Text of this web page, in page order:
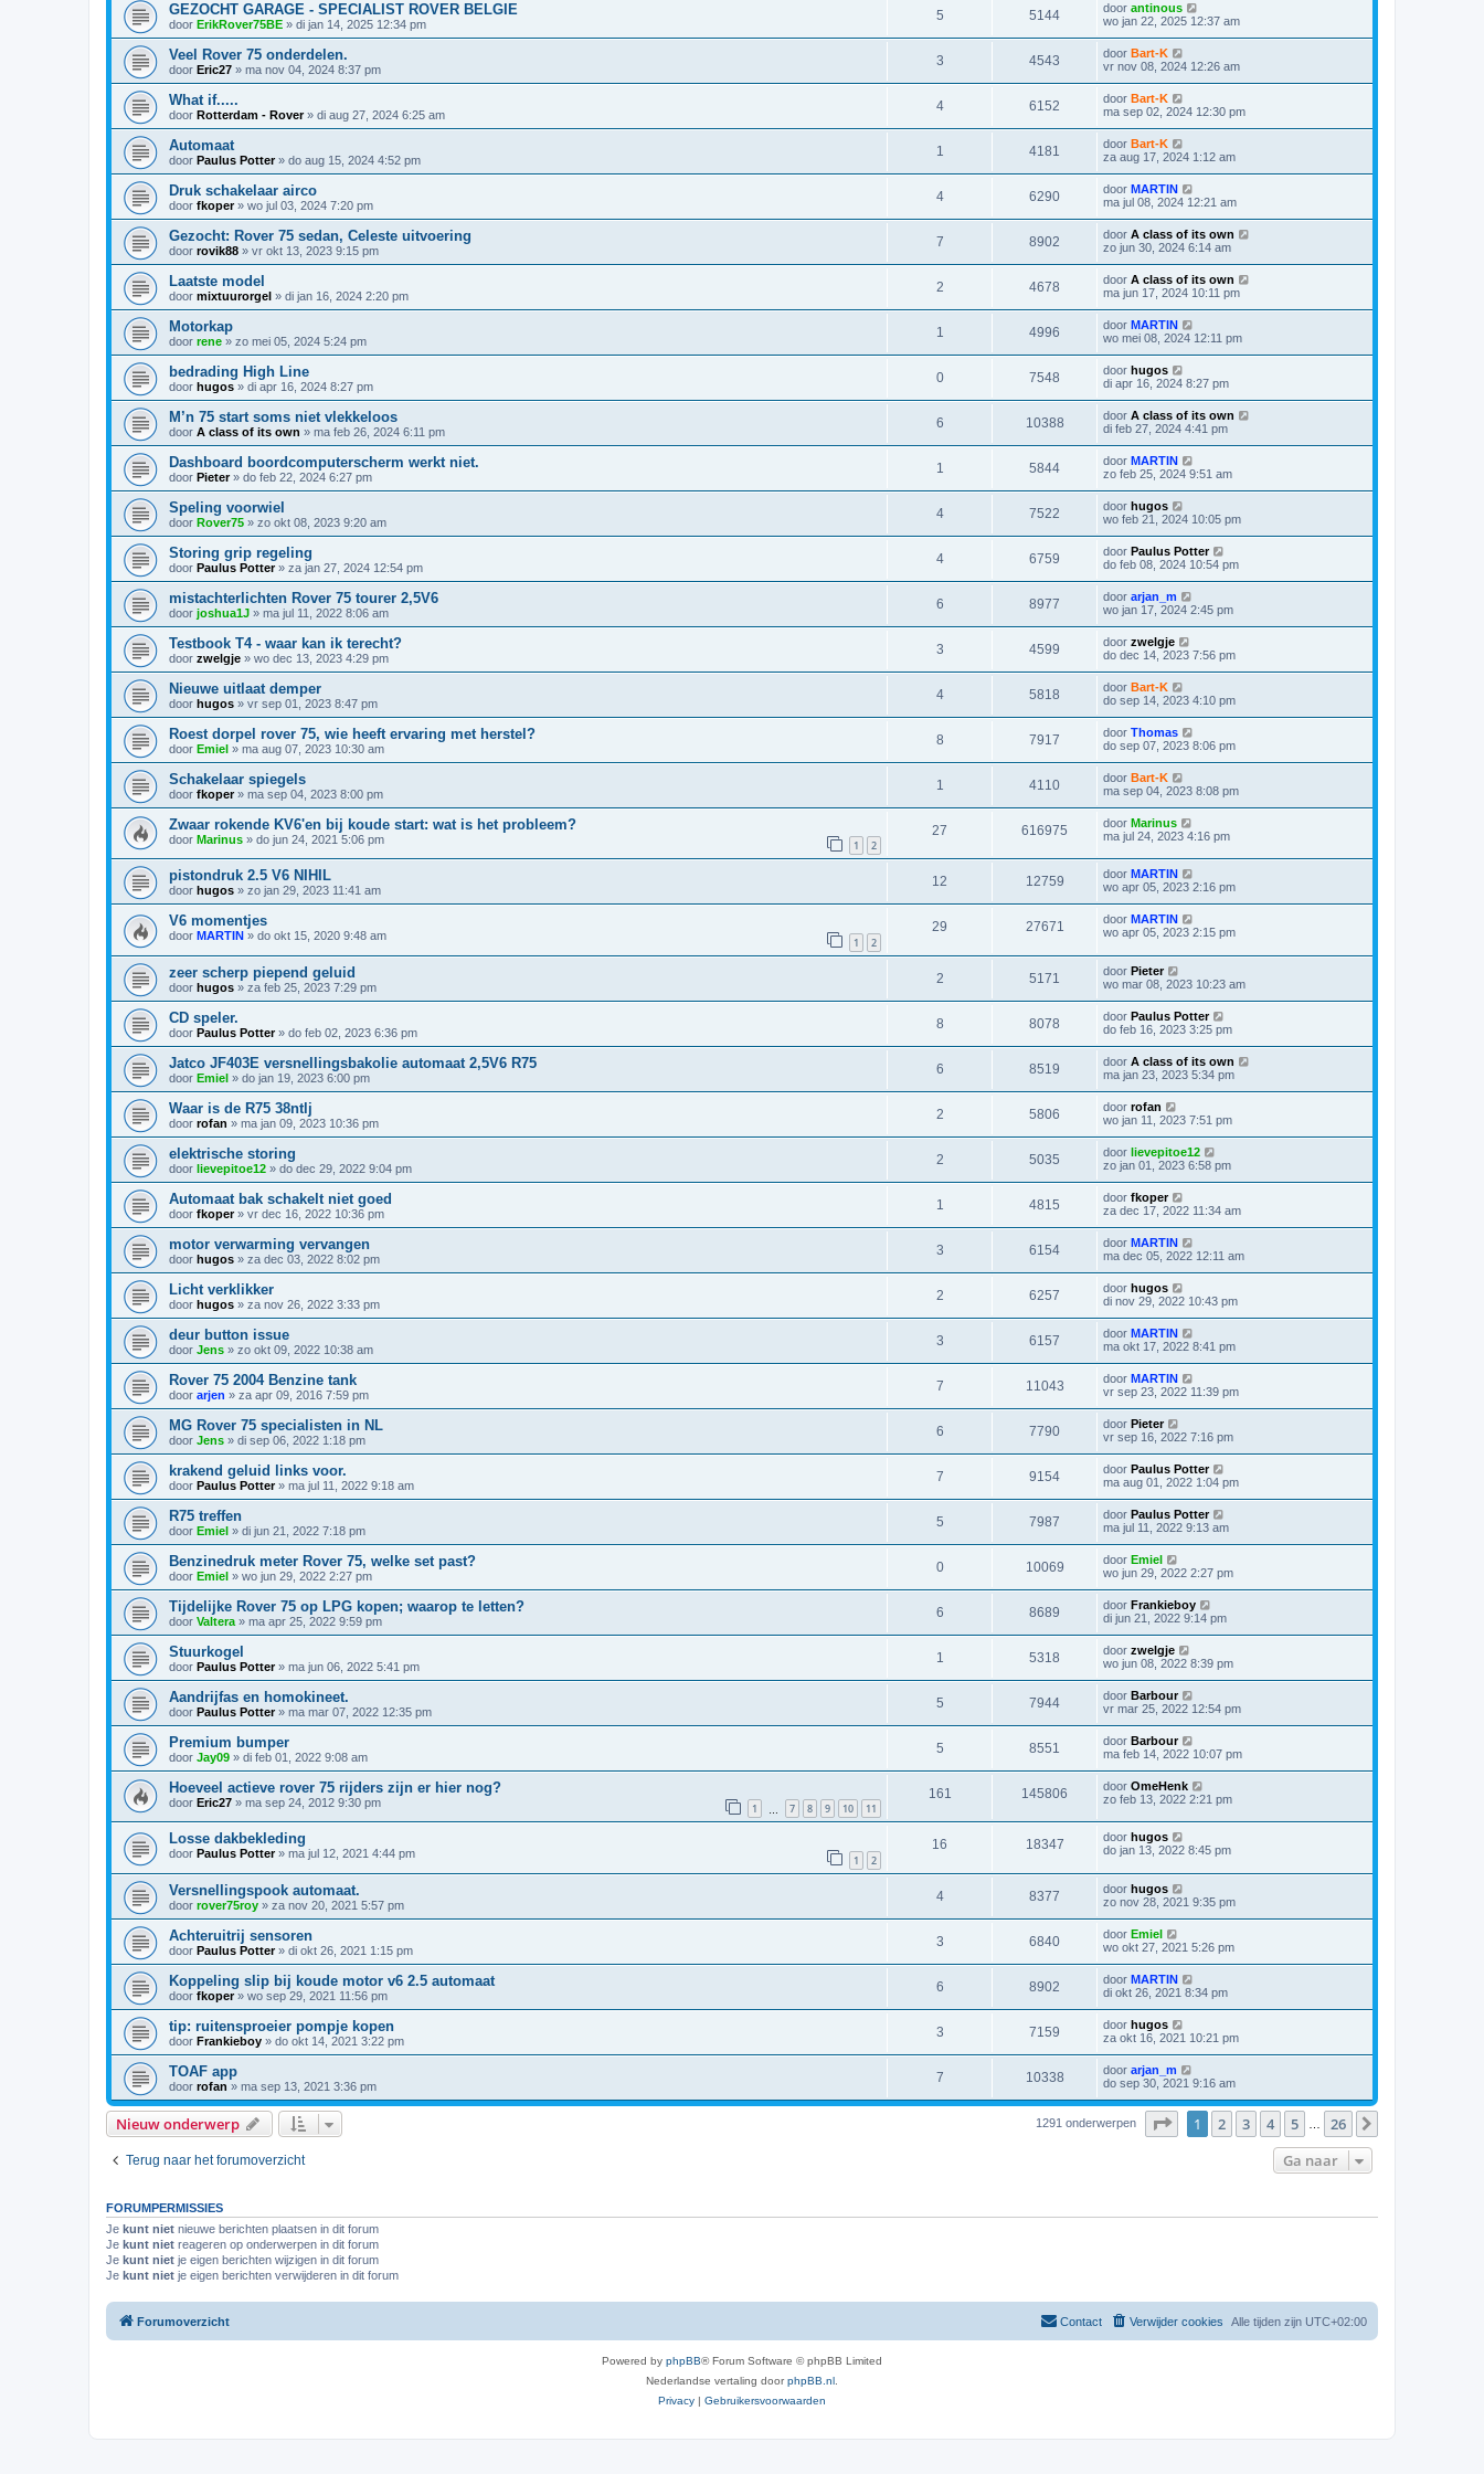
GEZOCHT GARAGE - SPECIALIST ROVER BELGIE
door ErikRover75BE » di jan 14, 2025 12:34 pm
5 5144 door antinous
wo jan 22, 2025 12:37 am
Veel Rover 75 onderdelen.
door Eric27 » ma nov 04, 2024 8:37 pm
3 4543 door Bart-K
vr nov 08, 2024 12:26 am
What if.....
door Rotterdam - Rover» di aug 27, 2024 6:25 am
4 6152 door Bart-K
ma sep 02, 2024 12:30 pm
Automaat
door Paulus Potter» do aug 15, 2024 4:52 pm
1 4181 door Bart-K
za aug 17, 2024 1:12 am
Druk schakelaar airco
door fkoper» wo jul 03, 2024 7:20 pm
4 6290 door MARTIN
ma jul 08, 2024 12:21 am
Gezocht: Rover 75 sedan, Celeste uitvoering
door rovik88 » vr okt 13, 2023 9:15 pm
7 8902 door A class of its own
zo jun 30, 2024 6:14 am
Laatste model
door mixtuurorgel » di jan 16, 2024 2:20 pm
2 4678 door A class of its own
ma jun 17, 2024 10:11 pm
Motorkap
door rene » zo mei 05, 2024 5:24 pm
1 4996 door MARTIN
wo mei 08, 2024 12:11 pm
bedrading High Line
door hugos » di apr 16, 2024 8:27 pm
0 7548 door hugos
di apr 16, 2024 8:27 pm
M’n 75 start soms niet vlekkeloos
door A class of its own » ma feb 26, 2024 6:11 pm
6 10388 door A class of its own
di feb 27, 2024 4:41 pm
Dashboard boordcomputerscherm werkt niet.
door Pieter» do feb 22, 2024 6:27 pm
1 5844 door MARTIN
zo feb 25, 2024 9:51 am
Speling voorwiel
door Rover75 » zo okt 08, 2023 9:20 am
4 7522 door hugos
wo feb 21, 2024 10:05 pm
Storing grip regeling
door Paulus Potter» za jan 27, 2024 12:54 pm
4 6759 door Paulus Potter
do feb 08, 2024 10:54 pm
mistachterlichten Rover 75 tourer 2,5V6
door joshua1J » ma jul 11, 2022 8:06 am
6 8977 door arjan_m
wo jan 17, 2024 2:45 pm
Testbook T4 - waar kan ik terecht?
door zwelgje » wo dec 13, 2023 4:29 pm
3 4599 door zwelgje
do dec 14, 2023 7:56 pm
Nieuwe uitlaat demper
door hugos » vr sep 01, 2023 8:47 pm
4 5818 door Bart-K
do sep 14, 2023 4:10 pm
Roest dorpel rover 75, wie heeft ervaring met herstel?
door Emiel » ma aug 07, 2023 10:30 am
8 7917 door Thomas
do sep 07, 2023 8:06 pm
Schakelaar spiegels
door fkoper» ma sep 04, 2023 8:00 pm
1 4110 door Bart-K
ma sep 04, 2023 8:08 pm
Zwaar rokende KV6'en bij koude start: wat is het probleem?
door Marinus » do jun 24, 2021 5:06 pm 1 2
27 616975 door Marinus
ma jul 24, 2023 4:16 pm
pistondruk 2.5 V6 NIHIL
door hugos » zo jan 29, 2023 11:41 am
12 12759 door MARTIN
wo apr 05, 2023 2:16 pm
V6 momentjes
door MARTIN » do okt 15, 2020 9:48 am 1 2
29 27671 door MARTIN
wo apr 05, 2023 2:15 pm
zeer scherp piepend geluid
door hugos » za feb 25, 2023 7:29 pm
2 5171 door Pieter
wo mar 08, 2023 10:23 am
CD speler.
door Paulus Potter» do feb 02, 2023 6:36 pm
8 8078 door Paulus Potter
do feb 16, 2023 3:25 pm
Jatco JF403E versnellingsbakolie automaat 2,5V6 R75
door Emiel » do jan 19, 2023 6:00 pm
6 8519 door A class of its own
ma jan 23, 2023 5:34 pm
Waar is de R75 38ntlj
door rofan » ma jan 09, 2023 10:36 pm
2 5806 door rofan
wo jan 11, 2023 7:51 pm
elektrische storing
door lievepitoe12 » do dec 29, 2022 9:04 pm
2 5035 door lievepitoe12
zo jan 01, 2023 6:58 pm
Automaat bak schakelt niet goed
door fkoper» vr dec 16, 2022 10:36 pm
1 4815 door fkoper
za dec 17, 2022 11:34 am
motor verwarming vervangen
door hugos » za dec 03, 2022 8:02 pm
3 6154 door MARTIN
ma dec 05, 2022 12:11 am
Licht verklikker
door hugos » za nov 26, 2022 3:33 pm
2 6257 door hugos
di nov 29, 2022 10:43 pm
deur button issue
door Jens » zo okt 09, 2022 10:38 am
3 6157 door MARTIN
ma okt 17, 2022 8:41 pm
Rover 75 2004 Benzine tank
door arjen » za apr 09, 2016 7:59 pm
7 11043 door MARTIN
vr sep 23, 2022 11:39 pm
MG Rover 75 specialisten in NL
door Jens » di sep 06, 2022 1:18 pm
6 7790 door Pieter
vr sep 16, 2022 7:16 pm
krakend geluid links voor.
door Paulus Potter» ma jul 11, 2022 9:18 am
7 9154 door Paulus Potter
ma aug 01, 2022 1:04 pm
R75 treffen
door Emiel » di jun 21, 2022 7:18 pm
5 7987 door Paulus Potter
ma jul 11, 2022 9:13 am
Benzinedruk meter Rover 75, welke set past?
door Emiel » wo jun 29, 2022 2:27 pm
0 10069 door Emiel
wo jun 29, 2022 2:27 pm
Tijdelijke Rover 75 op LPG kopen; waarop te letten?
door Valtera » ma apr 25, 2022 9:59 pm
6 8689 door Frankieboy
di jun 21, 2022 9:14 pm
Stuurkogel
door Paulus Potter» ma jun 06, 2022 5:41 pm
1 5318 door zwelgje
wo jun 08, 2022 8:39 pm
Aandrijfas en homokineet.
door Paulus Potter» ma mar 07, 2022 12:35 pm
5 7944 door Barbour
vr mar 25, 2022 12:54 pm
Premium bumper
door Jay09 » di feb 01, 2022 9:08 am
5 8551 door Barbour
ma feb 14, 2022 10:07 pm
Hoeveel actieve rover 75 rijders zijn er hier nog?
door Eric27 » ma sep 24, 2012 9:30 pm 1 7 8 9 10 11
161 145806 door OmeHenk
zo feb 13, 2022 2:21 pm
Losse dakbekleding
door Paulus Potter» ma jul 12, 2021 4:44 pm 1 2
16 18347 door hugos
do jan 13, 2022 8:45 pm
Versnellingspook automaat.
door rover75roy » za nov 20, 2021 5:57 pm
4 8377 door hugos
zo nov 28, 2021 9:35 pm
Achteruitrij sensoren
door Paulus Potter» di okt 26, 2021 1:15 pm
3 6840 door Emiel
wo okt 27, 2021 5:26 pm
Koppeling slip bij koude motor v6 2.5 automaat
door fkoper» wo sep 29, 2021 11:56 pm
6 8902 door MARTIN
di okt 26, 2021 8:34 pm
tip: ruitensproeier pompje kopen
door Frankieboy » do okt 14, 2021 3:22 pm
3 7159 door hugos
za okt 16, 2021 10:21 pm
TOAF app
door rofan » ma sep 13, 2021 3:36 pm
7 10338 door arjan_m
do sep 30, 2021 9:16 am
Nieuw onderwerp 1291 onderwerpen Pagina1 van 26
1 2 3 4 5 26
Terug naar het forumoverzicht Ga naar
FORUMPERMISSIES
Je kunt niet nieuwe berichten plaatsen in dit forum
Je kunt niet reageren op onderwerpen in dit forum
Je kunt niet je eigen berichten wijzigen in dit forum
Je kunt niet je eigen berichten verwijderen in dit forum
Forumoverzicht Alle tijden zijn UTC+02:00
Verwijder cookies
Contact
Powered by phpBB® Forum Software © phpBB Limited
Nederlandse vertaling doorphpBB.nl
Privacy | Gebruikersvoorwaarden